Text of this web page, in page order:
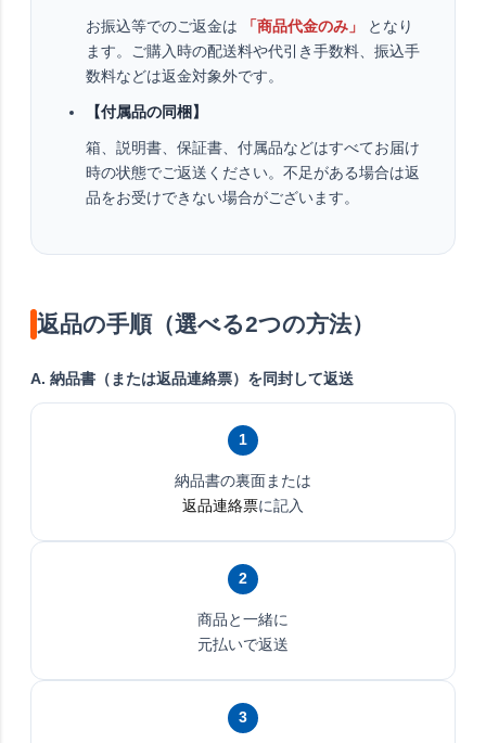
お振込等でのご返金は 「商品代金のみ」
となり
ます。ご購入時の配送料や代引き手数料、振込手
数料などは返金対象外です。
【付属品の同梱】
箱、説明書、保証書、付属品などはすべてお届け
時の状態でご返送ください。不足がある場合は返
品をお受けできない場合がございます。
返品の手順（選べる2つの方法）
A. 納品書（または返品連絡票）を同封して返送
1
納品書の裏面または
返品連絡票に記入
2
商品と一緒に
元払いで返送
3